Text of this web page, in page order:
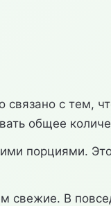
с тем,
общее
порциями.
свежие. В